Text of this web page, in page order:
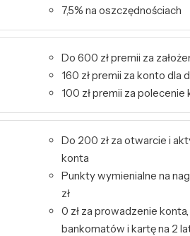
7,5% na oszczędnościach
Do 600 zł premii za
160 zł premii za konto dla
100 zł premii za polecenie
Do 200 zł za otwarcie i
konta
Punkty wymienialne na
zł
0 zł za prowadzenie
bankomatów i kartę na 2